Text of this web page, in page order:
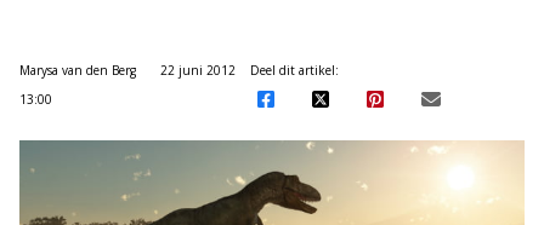
Marysa van den Berg
22 juni 2012
13:00
Deel dit artikel: